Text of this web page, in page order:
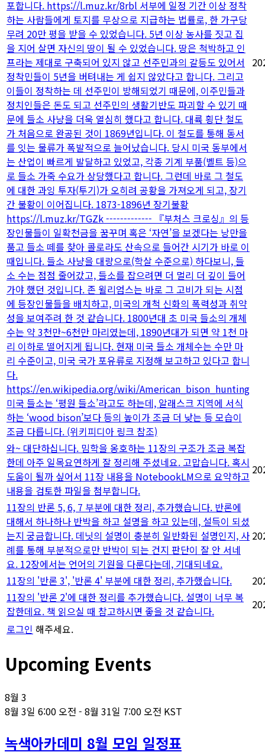
포합니다. https://l.muz.kr/8rbl 서부에 일정 기간 이상 정착
하는 사람들에게 토지를 무상으로 지급하는 법률로, 한 가구당
무려 20만 평을 받을 수 있었습니다. 5년 이상 농사를 짓고 집
을 지어 살면 자신의 땅이 될 수 있었습니다. 땅은 척박하고 인
프라는 제대로 구축되어 있지 않고 선주민과의 갈등도 있어서
정착민들이 5년을 버텨내는 게 쉽지 않았다고 합니다. 그리고
이들이 정착하는 데 선주민이 방해되었기 때문에, 이주민들과
정치인들은 돈도 되고 선주민의 생활기반도 파괴할 수 있기 때
문에 들소 사냥을 더욱 열심히 했다고 합니다. 대륙 횡단 철도
가 처음으로 완공된 것이 1869년입니다. 이 철도를 통해 동서
를 잇는 물류가 폭발적으로 늘어났습니다. 당시 미국 동부에서
는 산업이 빠르게 발달하고 있었고, 각종 기계 부품(벨트 등)으
로 들소 가죽 수요가 상당했다고 합니다. 그런데 바로 그 철도
에 대한 과잉 투자(투기)가 오히려 공황을 가져오게 되고, 장기
간 불황이 이어집니다. 1873-1896년 장기불황
https://l.muz.kr/TGZk ------------- 『부처스 크로싱』의 등
장인물들이 일확천금을 꿈꾸며 혹은 ‘자연’을 보겠다는 낭만을
품고 들소 떼를 찾아 콜로라도 산속으로 들어간 시기가 바로 이
때입니다. 들소 사냥을 대량으로(학살 수준으로) 하다보니, 들
소 수는 점점 줄어갔고, 들소를 잡으려면 더 멀리 더 깊이 들어
가야 했던 것입니다. 존 윌리엄스는 바로 그 고비가 되는 시점
에 등장인물들을 배치하고, 미국의 개척 신화의 폭력성과 취약
성을 보여주려 한 것 같습니다. 1800년대 초 미국 들소의 개체
수는 약 3천만~6천만 마리였는데, 1890년대가 되면 약 1천 마
리 이하로 떨어지게 됩니다. 현재 미국 들소 개체수는 수만 마
리 수준이고, 미국 국가 포유류로 지정해 보고하고 있다고 합니
다.
https://en.wikipedia.org/wiki/American_bison_hunting
미국 들소는 ‘평원 들소’라고도 하는데, 알래스크 지역에 서식
하는 ‘wood bison’보다 등의 높이가 조금 더 낮는 등 모습이
조금 다릅니다. (위키피디아 링크 참조)
와~ 대단하십니다. 밈학을 옹호하는 11장의 구조가 조금 복잡
한데 아주 일목요연하게 잘 정리해 주셨네요. 고맙습니다. 혹시
도움이 될까 싶어서 11장 내용을 NotebookLM으로 요약하고
내용을 검토한 파일을 첨부합니다.
11장의 반론 5, 6, 7 부분에 대한 정리, 추가했습니다. 반론에
대해서 하나하나 반박을 하고 설명을 하고 있는데, 설득이 되셨
는지 궁금합니다. 데닛의 설명이 충분히 일반화된 설명인지, 사
례를 통해 부분적으로만 반박이 되는 건지 판단이 잘 안 서네
요. 12장에서는 언어의 기원을 다룬다는데, 기대되네요.
11장의 '반론 3', '반론 4' 부분에 대한 정리, 추가했습니다.
11장의 '반론 2'에 대한 정리를 추가했습니다. 설명이 너무 복
잡한데요. 책 읽으실 때 참고하시면 좋을 것 같습니다.
로그인 해주세요.
Upcoming Events
8월 3
8월 3일 6:00 오전 - 8월 31일 7:00 오전 KST
녹색아카데미 8월 모임 일정표